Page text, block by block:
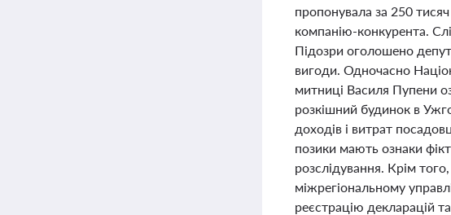
пропонувала за 250
компанію-конкурента.
Підозри оголошено
вигоди. Одночасно
митниці Василя Пупени
розкішний будинок в
доходів і витрат
позики мають ознаки
розслідування. Крім
міжрегіональному
реєстрацію декларацій